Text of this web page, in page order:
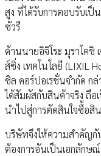
สูง ที่ได้รับการตอบรับเป็
ซัวรี
ด้านนายอิจิโระ มุราโคชิ
ส์ซิ่ง เทคโนโลยี (LIXIL
ซิล คอร์ปอเรชั่นจำกัด ก
ได้สัมผัสกับสินค้าจริง ถือ
นำไปสู่การตัดสินใจซื้อสิ
บริษัทจึงให้ความสำคัญกั
ต้องการอันเป็นเอกลักษ